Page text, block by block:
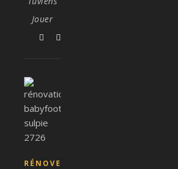
Jouer
RÉNOVER